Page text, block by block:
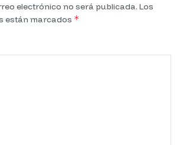
electrónico no será publicada. Los
están marcados *